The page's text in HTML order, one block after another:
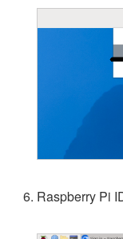
Raspberry Pi